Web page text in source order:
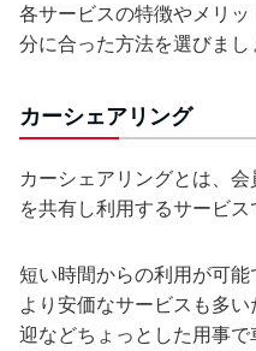
各サービスの特徴やメリ
分に合った方法を選びまし
カーシェアリング
カーシェアリングとは、
を共有し利用するサービス
短い時間からの利用が可
より安価なサービスも多
迎などちょっとした用事